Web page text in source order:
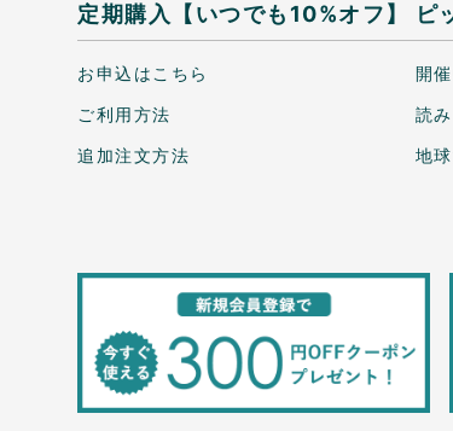
定期購入【いつでも10%オフ】
お申込はこちら
ご利用方法
追加注文方法
ピ
開
読
地